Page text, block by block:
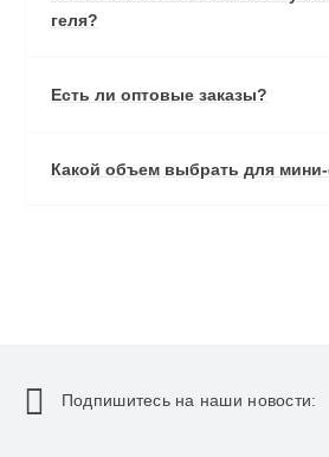
геля?
Есть ли оптовые заказы?
Какой объем выбрать для
Подпишитесь на наши новости: